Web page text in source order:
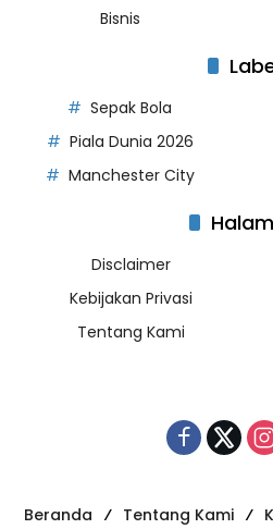
Bisnis
Sepak Bola
Piala Dunia 2026
Manchester City
Disclaimer
Kebijakan Privasi
Tentang Kami
Beranda Tentang Kami